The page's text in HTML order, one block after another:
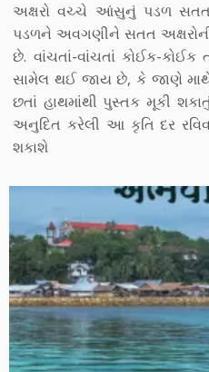
અક્ષરો વચ્ચે આંસુનું પડળ
પડળને અવગણીને સતત
છે. વાંચતાં-વાંચતાં કોઈક-
સામેલ થઈ જાય છે, કે જાણે
છતાં હાથમાંથી પુસ્તક મૂકી
અનુદિત કરેલી આ કૃતિ દર
શકાશે